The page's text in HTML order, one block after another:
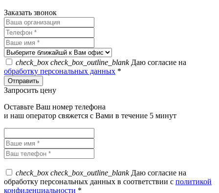
Заказать звонок
check_box check_box_outline_blankДаю согласие на
обработку персональных данных *
Запросить цену
Оставьте Ваш номер телефона
и наш оператор свяжется с Вами в течение 5 минут
check_box check_box_outline_blankДаю согласие на
обработку персональных данных в соответствии с политикой
конфиденциальности *